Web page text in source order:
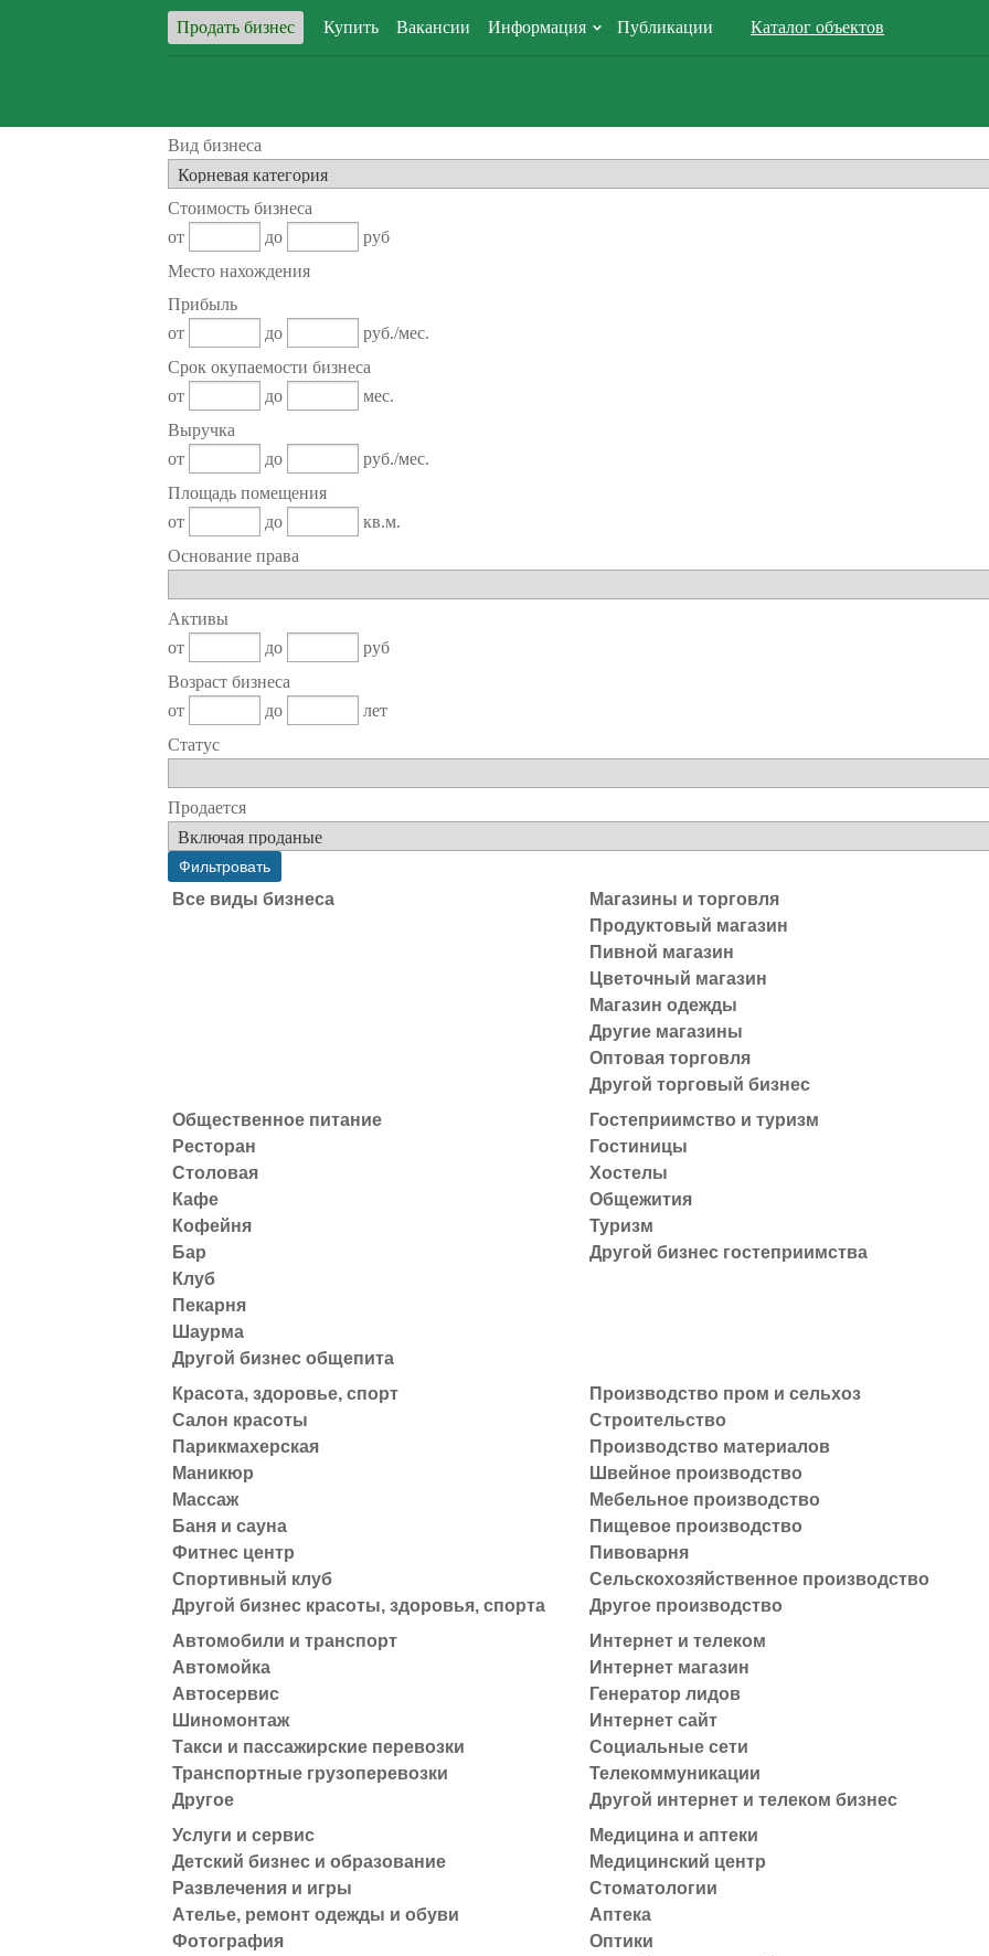
Продать бизнес Купить Вакансии Информация Публикации Каталог объектов
Вид бизнеса
Стоимость бизнеса
от
до
руб
Место нахождения
Прибыль
от
до
руб./мес.
Срок окупаемости бизнеса
от
до
мес.
Выручка
от
до
руб./мес.
Площадь помещения
от
до
кв.м.
Основание права
Активы
от
до
руб
Возраст бизнеса
от
до
лет
Статус
Продается
Все виды бизнеса
Магазины и торговля
Продуктовый магазин
Пивной магазин
Цветочный магазин
Магазин одежды
Другие магазины
Оптовая торговля
Другой торговый бизнес
Общественное питание
Ресторан
Столовая
Кафе
Кофейня
Бар
Клуб
Пекарня
Шаурма
Другой бизнес общепита
Гостеприимство и туризм
Гостиницы
Хостелы
Общежития
Туризм
Другой бизнес гостеприимства
Красота, здоровье, спорт
Салон красоты
Парикмахерская
Маникюр
Массаж
Баня и сауна
Фитнес центр
Спортивный клуб
Другой бизнес красоты, здоровья, спорта
Производство пром и сельхоз
Строительство
Производство материалов
Швейное производство
Мебельное производство
Пищевое производство
Пивоварня
Сельскохозяйственное производство
Другое производство
Автомобили и транспорт
Автомойка
Автосервис
Шиномонтаж
Такси и пассажирские перевозки
Транспортные грузоперевозки
Другое
Интернет и телеком
Интернет магазин
Генератор лидов
Интернет сайт
Социальные сети
Телекоммуникации
Другой интернет и телеком бизнес
Услуги и сервис
Детский бизнес и образование
Развлечения и игры
Ателье, ремонт одежды и обуви
Фотография
Медицина и аптеки
Медицинский центр
Стоматологии
Аптека
Оптики